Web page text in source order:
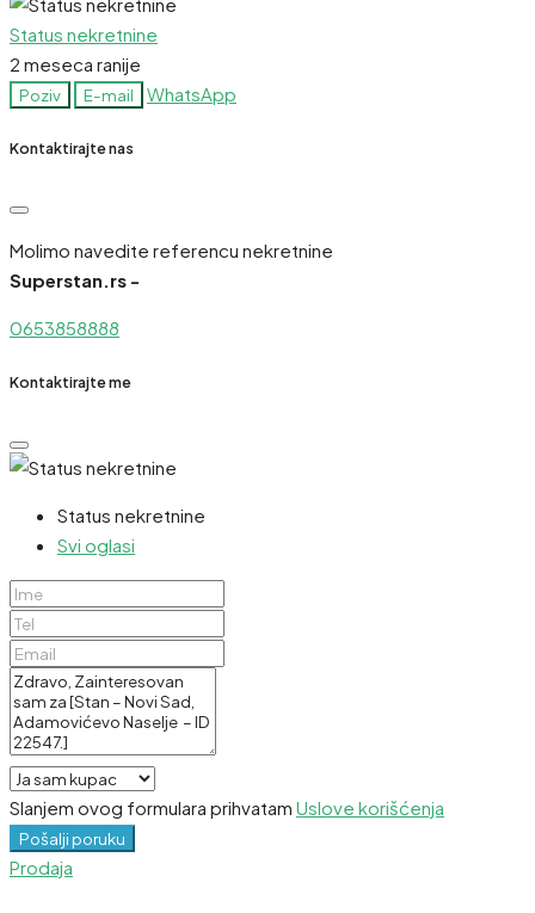
Status nekretnine
2 meseca ranije
Poziv E-mail WhatsApp
Kontaktirajte nas
Molimo navedite referencu nekretnine
Superstan.rs -
0653858888
Kontaktirajte me
Status nekretnine
Svi oglasi
Slanjem ovog formulara prihvatam Uslove korišćenja
Pošalji poruku
Prodaja